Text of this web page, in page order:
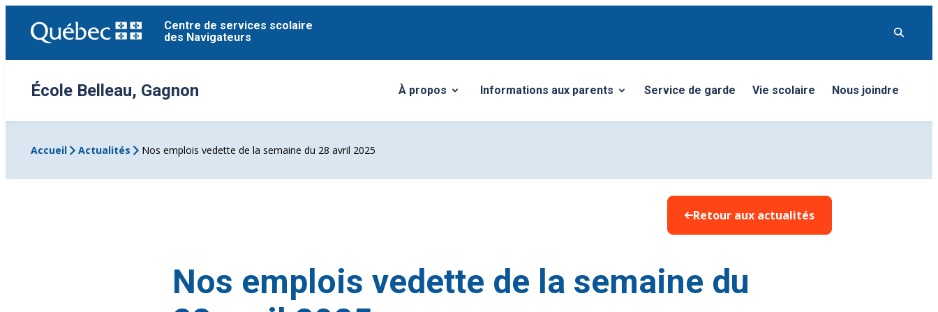
contenu
Centre de services scolaire
des Navigateurs
École Belleau, Gagnon À propos
Ouvrir/Fermer le sous-menuInformations aux parents
Ouvrir/Fermer le sous-menu Service de garde Vie scolaire Nous joindre
Accueil Actualités Nos emplois vedette de la semaine du 28 avril 2025
Retour aux actualités
Nos emplois vedette de la semaine du